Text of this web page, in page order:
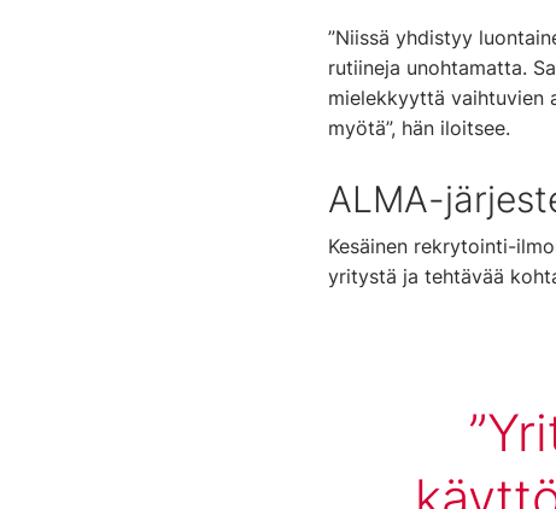
”Niissä yhdistyy
rutiineja unohtamatta.
mielekkyyttä vaihtuvien
myötä”, hän iloitsee.
ALMA-
Kesäinen rekrytointi-
yritystä ja tehtävää